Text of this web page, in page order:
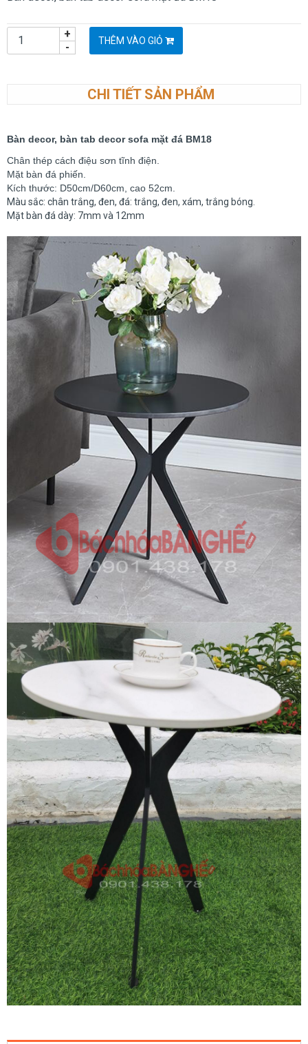
-
+ THÊM VÀO GIỎ
CHI TIẾT SẢN PHẨM
Bàn decor, bàn tab decor sofa mặt đá BM18
Chân thép cách điệu sơn tĩnh điện.
Mặt bàn đá phiến.
Kích thước: D50cm/D60cm, cao 52cm.
Màu sắc: chân trắng, đen, đá: trắng, đen, xám, trắng bóng.
Mặt bàn đá dày: 7mm và 12mm